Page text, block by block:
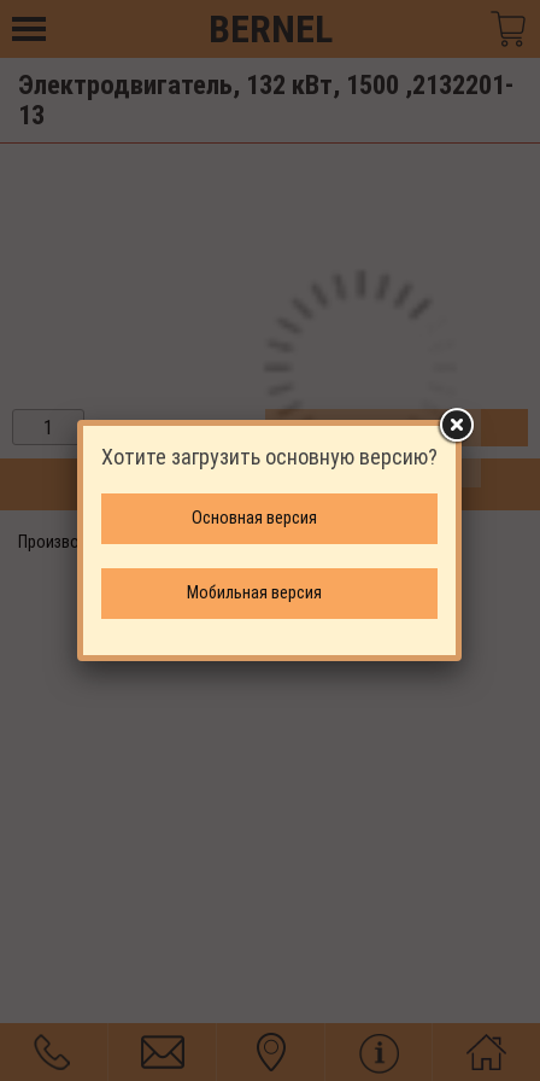
BERNEL
Электродвигатель, 132 кВт, 1500 ,2132201-
13
ЗАКАЗАТЬ
Производитель: EKOMAK
Хотите загрузить основную версию?
Основная версия
Мобильная версия